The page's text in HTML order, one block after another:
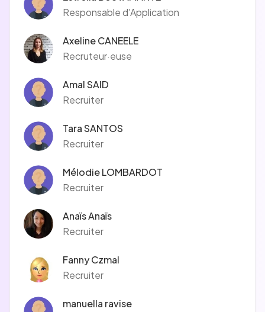
Responsable d'Application
Axeline CANEELE
Recruteur·euse
Amal SAID
Recruiter
Tara SANTOS
Recruiter
Mélodie LOMBARDOT
Recruiter
Anaïs Anaïs
Recruiter
Fanny Czmal
Recruiter
manuella ravise